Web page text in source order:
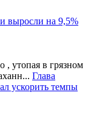
выросли на 9,5%
, утопая в грязном
Глава
ускорить темпы